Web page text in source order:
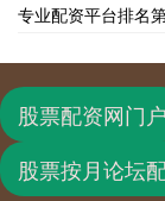
专业配资平台排名
股票配资网门户
股票按月论坛